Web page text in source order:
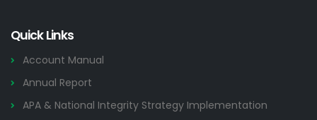
Quick Links
Account Manual
Annual Report
APA & National Integrity Strategy Implementation